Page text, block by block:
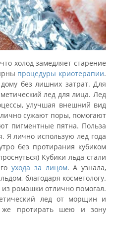
холод замедляет старение
процедуры криотерапии.
без лишних затрат. Для
лед для лица. Лед
улучшая внешний вид
сужают поры, помогают
пигментные пятна. Польза
Я лично использую лед года
без протирания кубиком
Кубики льда стали
ухода за лицом. А узнала,
благодаря косметологу.
из ромашки отлично помогал.
лед от морщин и
же протирать шею и зону